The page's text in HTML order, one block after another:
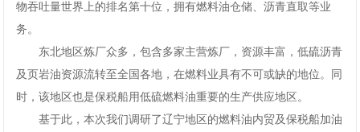
物吞吐量世界上的排名第十位，拥有燃料油仓储、沥青直取等业
务。
东北地区炼厂众多，包含多家主营炼厂，资源丰富，低硫沥青
及页岩油资源流转至全国各地，在燃料业具有不可或缺的地位。同
时，该地区也是保税船用低硫燃料油重要的生产供应地区。
基于此，本次我们调研了辽宁地区的燃料油内贸及保税船加油